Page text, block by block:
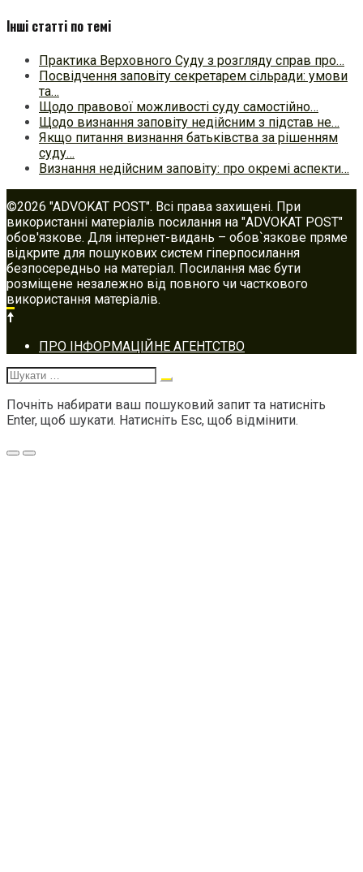
Інші статті по темі
Практика Верховного Суду з розгляду справ про…
Посвідчення заповіту секретарем сільради: умови
та…
Щодо правової можливості суду самостійно…
Щодо визнання заповіту недійсним з підстав не…
Якщо питання визнання батьківства за рішенням
суду…
Визнання недійсним заповіту: про окремі аспекти…
©2026 "ADVOKAT POST". Всі права захищені. При
використанні матеріалів посилання на "ADVOKAT POST"
обов'язкове. Для інтернет-видань – обов`язкове пряме
відкрите для пошукових систем гіперпосилання
безпосередньо на матеріал. Посилання має бути
розміщене незалежно від повного чи часткового
використання матеріалів.
Footer
navigation
ПРО ІНФОРМАЦІЙНЕ АГЕНТСТВО
Шукати:
Почніть набирати ваш пошуковий запит та натисніть
Enter, щоб шукати. Натисніть Esc, щоб відмінити.
Меню